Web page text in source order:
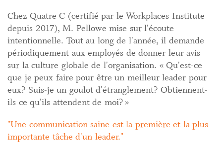
Chez Quatre C (certifié par le Workplaces Institute
depuis 2017), M. Pellowe mise sur l'écoute
intentionnelle. Tout au long de l'année, il demande
périodiquement aux employés de donner leur avis
sur la culture globale de l'organisation. « Qu'est-ce
que je peux faire pour être un meilleur leader pour
eux? Suis-je un goulot d'étranglement? Obtiennent-
ils ce qu'ils attendent de moi? »
Une communication saine est la première et la plus
importante tâche d'un leader.